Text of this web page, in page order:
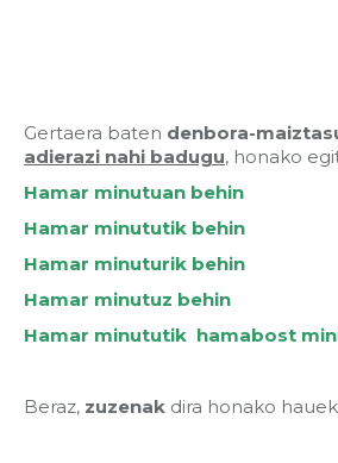
Gertaera baten denbora-
adierazi nahi badugu, honako
Hamar minutuan behin
Hamar minututik behin
Hamar minuturik behin
Hamar minutuz behin
Hamar minututik hamabost
Beraz, zuzenak dira honako